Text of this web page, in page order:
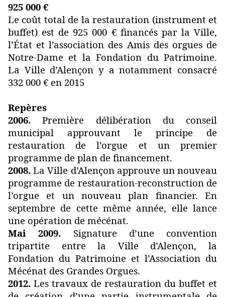
925 000 €
Le coût total de la restauration (instrument et
buffet) est de 925 000 € financés par la Ville,
l’État et l’association des Amis des orgues de
Notre-Dame et la Fondation du Patrimoine.
La Ville d’Alençon y a notamment consacré
332 000 € en 2015
Repères
2006. Première délibération du conseil
municipal approuvant le principe de
restauration de l’orgue et un premier
programme de plan de financement.
2008. La Ville d’Alençon approuve un nouveau
programme de restauration-reconstruction de
l’orgue et un nouveau plan financier. En
septembre de cette même année, elle lance
une opération de mécénat.
Mai 2009. Signature d’une convention
tripartite entre la Ville d’Alençon, la
Fondation du Patrimoine et l’Association du
Mécénat des Grandes Orgues.
2012. Les travaux de restauration du buffet et